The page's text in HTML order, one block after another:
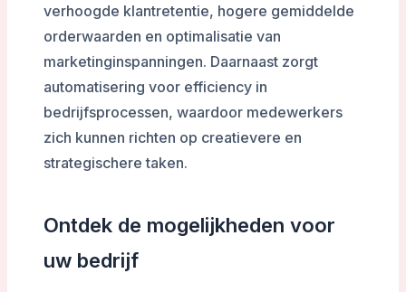
verhoogde klantretentie, hogere gemiddelde
orderwaarden en optimalisatie van
marketinginspanningen. Daarnaast zorgt
automatisering voor efficiency in
bedrijfsprocessen, waardoor medewerkers
zich kunnen richten op creatievere en
strategischere taken.
Ontdek de mogelijkheden voor
uw bedrijf